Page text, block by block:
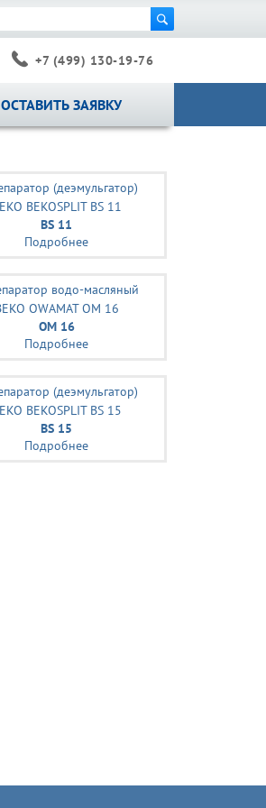
+7 (499) 130-19-76
ОСТАВИТЬ ЗАЯВКУ
BS 11
Подробнее
OM 16
Подробнее
BS 15
Подробнее